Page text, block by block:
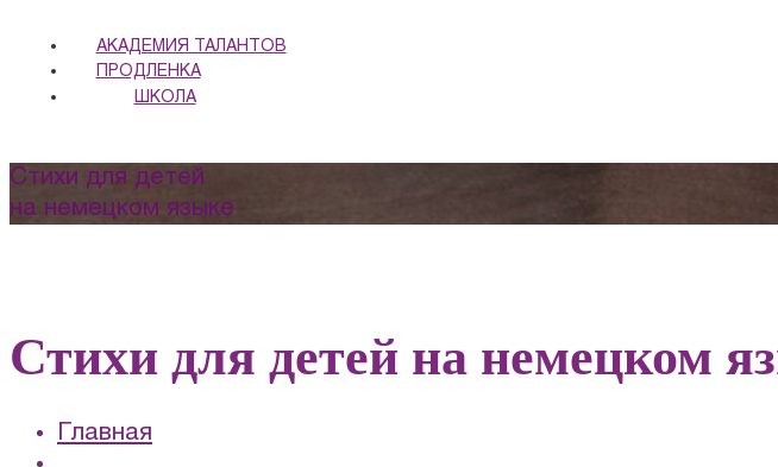
АКАДЕМИЯ ТАЛАНТОВ
ПРОДЛЕНКА
ШКОЛА
Стихи для детей
на немецком языке
Стихи для детей на немецком
Главная